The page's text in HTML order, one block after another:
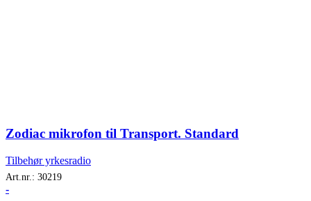
Zodiac mikrofon til Transport. Standard
Tilbehør yrkesradio
Art.nr.: 30219
-